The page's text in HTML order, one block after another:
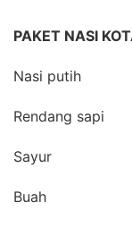
PAKET NASI
Nasi putih
Rendang sapi
Sayur
Buah